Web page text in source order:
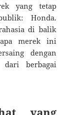
yang tetap
Honda.
di balik
merek ini
dengan
berbagai
yang